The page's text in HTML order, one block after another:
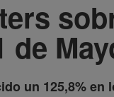
de
un 125,8% en